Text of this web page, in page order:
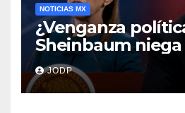
NOTICIAS MX
¿Venganza
Sheinbaum
negra en captura
Aguirre
JODP